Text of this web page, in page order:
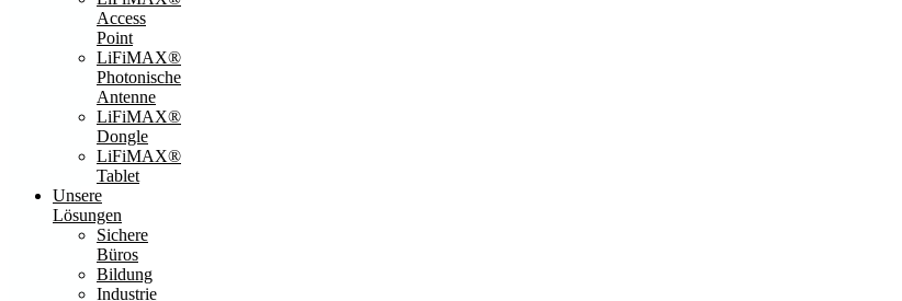
Access
Point
LiFiMAX®
Photonische
Antenne
LiFiMAX®
Dongle
LiFiMAX®
Tablet
Unsere
Lösungen
Sichere
Büros
Bildung
Industrie